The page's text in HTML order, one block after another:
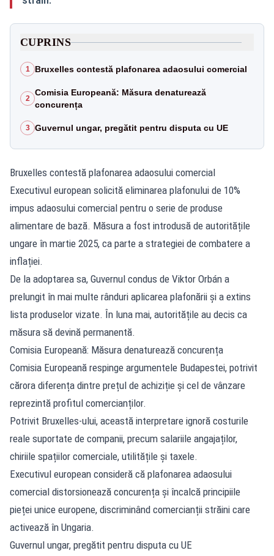
CUPRINS
1 Bruxelles contestă plafonarea adaosului comercial
2
Comisia Europeană: Măsura denaturează
concurența
3 Guvernul ungar, pregătit pentru disputa cu UE
Bruxelles contestă plafonarea adaosului comercial
Executivul european solicită eliminarea plafonului de 10%
impus adaosului comercial pentru o serie de produse
alimentare de bază. Măsura a fost introdusă de autoritățile
ungare în martie 2025, ca parte a strategiei de combatere a
inflației.
De la adoptarea sa, Guvernul condus de Viktor Orbán a
prelungit în mai multe rânduri aplicarea plafonării și a extins
lista produselor vizate. În luna mai, autoritățile au decis ca
măsura să devină permanentă.
Comisia Europeană: Măsura denaturează concurența
Comisia Europeană respinge argumentele Budapestei, potrivit
cărora diferența dintre prețul de achiziție și cel de vânzare
reprezintă profitul comercianților.
Potrivit Bruxelles-ului, această interpretare ignoră costurile
reale suportate de companii, precum salariile angajaților,
chiriile spațiilor comerciale, utilitățile și taxele.
Executivul european consideră că plafonarea adaosului
comercial distorsionează concurența și încalcă principiile
pieței unice europene, discriminând comercianții străini care
activează în Ungaria.
Guvernul ungar, pregătit pentru disputa cu UE